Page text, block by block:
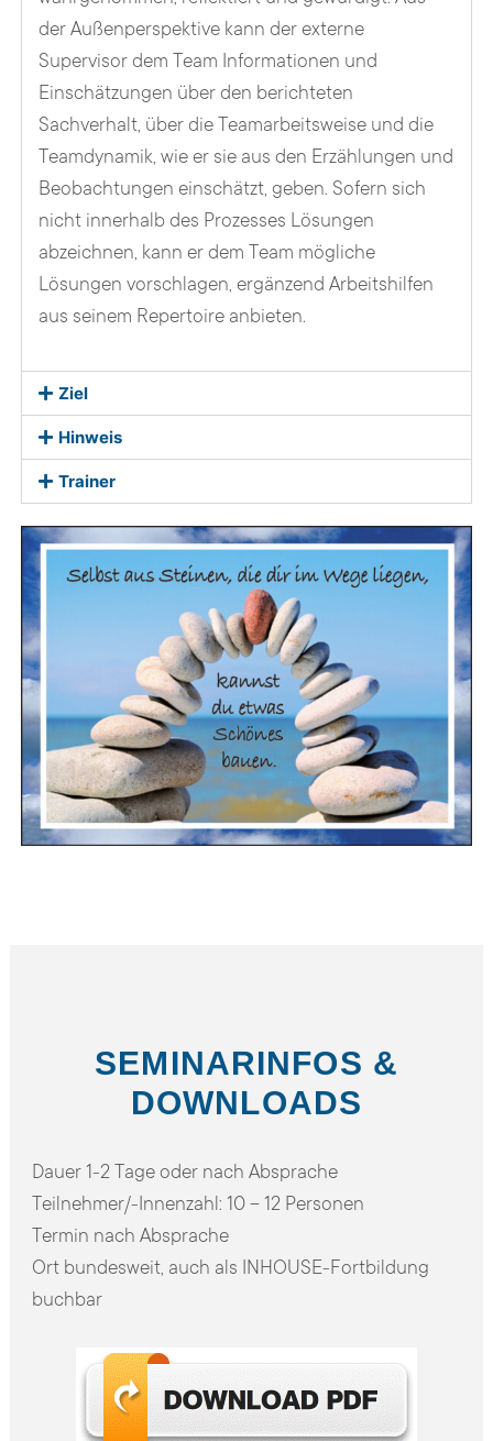
der Außenperspektive kann der externe
Supervisor dem Team Informationen und
Einschätzungen über den berichteten
Sachverhalt, über die Teamarbeitsweise und die
Teamdynamik, wie er sie aus den Erzählungen und
Beobachtungen einschätzt, geben. Sofern sich
nicht innerhalb des Prozesses Lösungen
abzeichnen, kann er dem Team mögliche
Lösungen vorschlagen, ergänzend Arbeitshilfen
aus seinem Repertoire anbieten.
Ziel
Hinweis
Trainer
SEMINARINFOS &
DOWNLOADS
Dauer1-2 Tage oder nach Absprache
Teilnehmer/-Innenzahl: 10 – 12 Personen
Termin nach Absprache
Ort bundesweit, auch als INHOUSE-Fortbildung
buchbar